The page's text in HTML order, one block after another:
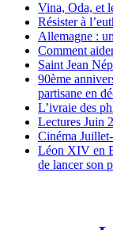
Vina, Oda, et
Résister à
Allemagne :
Comment
Saint Jean
90ème
partisane en
L’ivraie des
Lectures Juin
Cinéma
Léon XIV en
de lancer son